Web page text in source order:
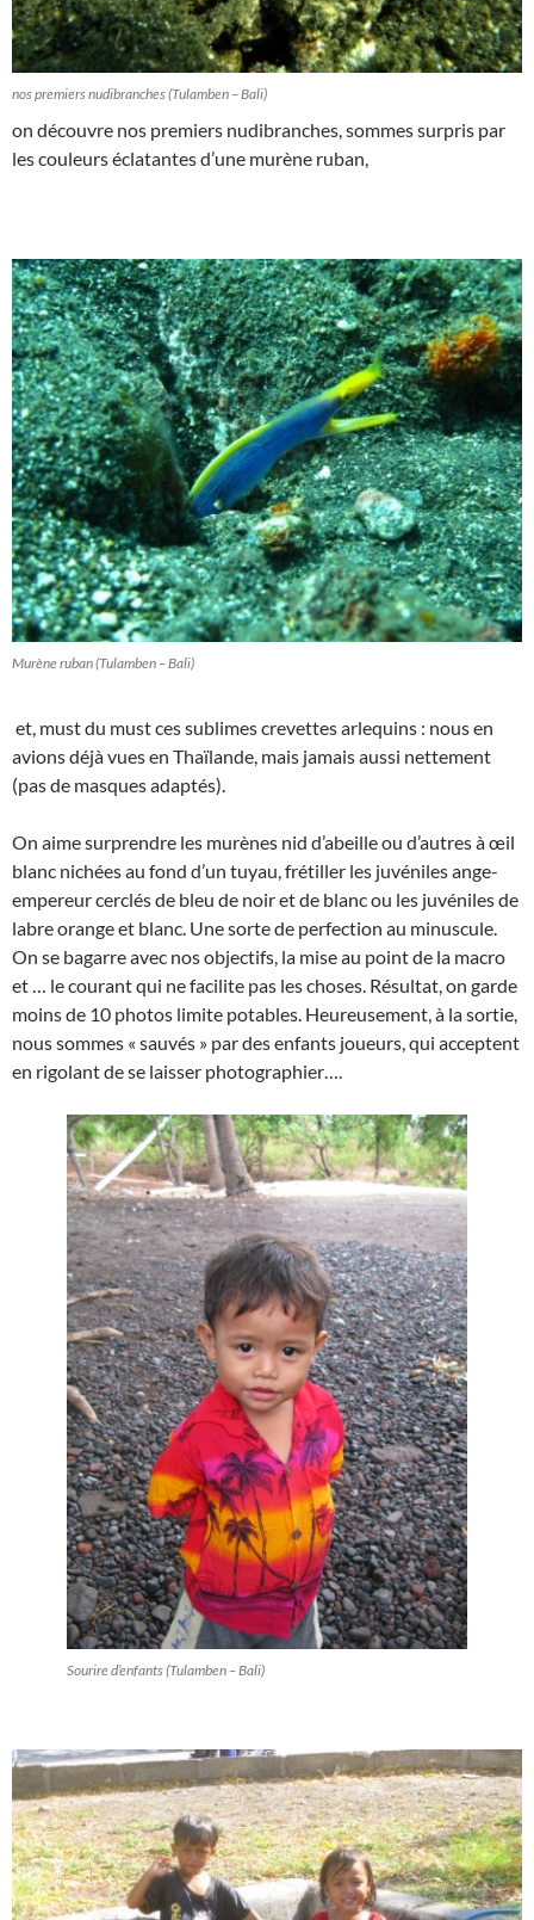
nos premiers nudibranches (Tulamben – Bali)
on découvre nos premiers nudibranches, sommes surpris par
les couleurs éclatantes d’une murène ruban,
Murène ruban (Tulamben – Bali)
et, must du must ces sublimes crevettes arlequins : nous en
avions déjà vues en Thaïlande, mais jamais aussi nettement
(pas de masques adaptés).
On aime surprendre les murènes nid d’abeille ou d’autres à œil
blanc nichées au fond d’un tuyau, frétiller les juvéniles ange-
empereur cerclés de bleu de noir et de blanc ou les juvéniles de
labre orange et blanc. Une sorte de perfection au minuscule.
On se bagarre avec nos objectifs, la mise au point de la macro
et … le courant qui ne facilite pas les choses. Résultat, on garde
moins de 10 photos limite potables. Heureusement, à la sortie,
nous sommes « sauvés » par des enfants joueurs, qui acceptent
en rigolant de se laisser photographier….
Sourire d’enfants (Tulamben – Bali)